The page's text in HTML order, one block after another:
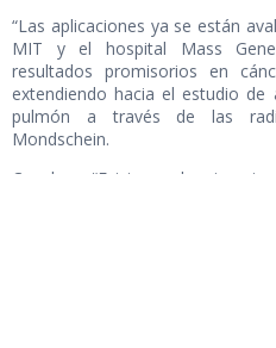
“Las aplicaciones ya se están
MIT y el hospital Mass
resultados promisorios en
extendiendo hacia el estudio
pulmón a través de las
Mondschein.
Concluye: “Existe mucha